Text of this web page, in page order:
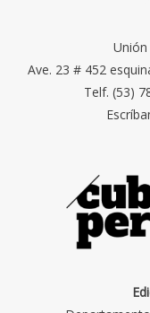
Unión
Ave. 23 # 452
Telf. (53)